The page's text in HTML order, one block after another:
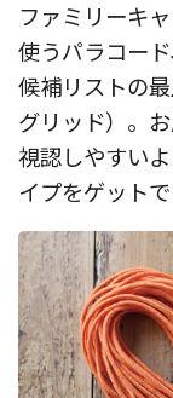
ファミリーキ
使うパラコー
候補リストの
グリッド）。
視認しやすい
イプをゲットで